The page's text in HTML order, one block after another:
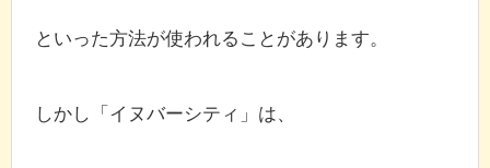
といった方法が使われることがあります。
しかし「イヌバーシティ」は、